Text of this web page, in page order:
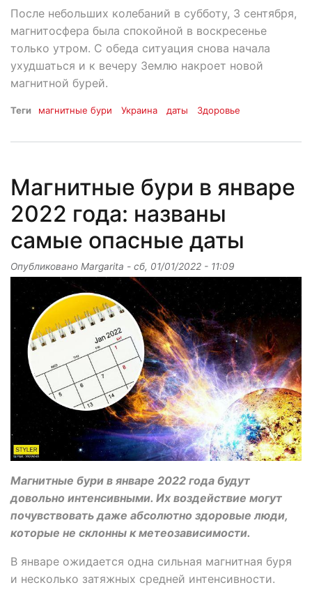
После небольших колебаний в субботу, 3 сентября,
магнитосфера была спокойной в воскресенье
только утром. С обеда ситуация снова начала
ухудшаться и к вечеру Землю накроет новой
магнитной бурей.
Теги магнитные бури Украина даты Здоровье
Магнитные бури в январе
2022 года: названы
самые опасные даты
Опубликовано Margarita - сб, 01/01/2022 - 11:09
Магнитные бури в январе 2022 года будут
довольно интенсивными. Их воздействие могут
почувствовать даже абсолютно здоровые люди,
которые не склонны к метеозависимости.
В январе ожидается одна сильная магнитная буря
и несколько затяжных средней интенсивности.